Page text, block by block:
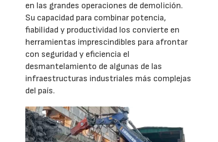
en las grandes operaciones de demolición.
Su capacidad para combinar potencia,
fiabilidad y productividad los convierte en
herramientas imprescindibles para afrontar
con seguridad y eficiencia el
desmantelamiento de algunas de las
infraestructuras industriales más complejas
del país.